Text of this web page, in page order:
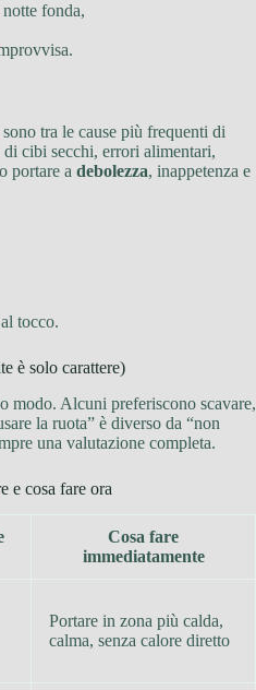
fonda,
tra le cause più frequenti di
di cibi secchi, errori alimentari,
portare a debolezza, inappetenza e
tocco.
è solo carattere)
modo. Alcuni preferiscono scavare,
la ruota” è diverso da “non
una valutazione completa.
e cosa fare ora
Cosa fare
immediatamente
Portare in zona più calda,
calma, senza calore diretto